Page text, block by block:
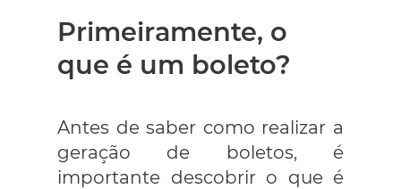
Primeiramente, o
que é um boleto?
Antes de saber como realizar a
geração de boletos, é
importante descobrir o que é